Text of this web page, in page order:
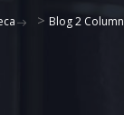
> Blog 2 Column